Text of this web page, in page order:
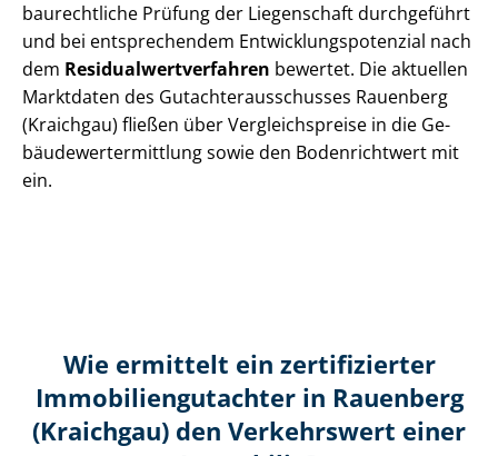
baurechtliche Prüfung der Liegenschaft durchgeführt
und bei entsprechendem Ent­wick­lungs­po­ten­zi­al nach
dem Re­si­du­al­wert­ver­fah­ren bewertet. Die aktuellen
Marktdaten des Gut­ach­ter­aus­schus­ses Rauenberg
(Kraichgau) fließen über Ver­gleichs­prei­se in die Ge­
bäu­de­wert­ermitt­lung sowie den Bodenrichtwert mit
ein.
Wie ermittelt ein zertifizierter
Immobilien­gutachter in Rauenberg
(Kraichgau) den Verkehrswert einer